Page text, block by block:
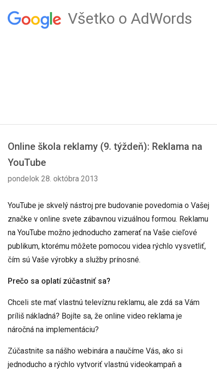
Všetko o AdWords
Online škola reklamy (9. týždeň): Reklama na
YouTube
pondelok 28. októbra 2013
YouTube je skvelý nástroj pre budovanie povedomia o Vašej
značke v online svete zábavnou vizuálnou formou. Reklamu
na YouTube možno jednoducho zamerať na Vaše cieľové
publikum, ktorému môžete pomocou videa rýchlo vysvetliť,
čím sú Vaše výrobky a služby prínosné.
Prečo sa oplatí zúčastniť sa?
Chceli ste mať vlastnú televíznu reklamu, ale zdá sa Vám
príliš nákladná? Bojíte sa, že online video reklama je
náročná na implementáciu?
Zúčastnite sa nášho webinára a naučíme Vás, ako si
jednoducho a rýchlo vytvoriť vlastnú videokampaň a